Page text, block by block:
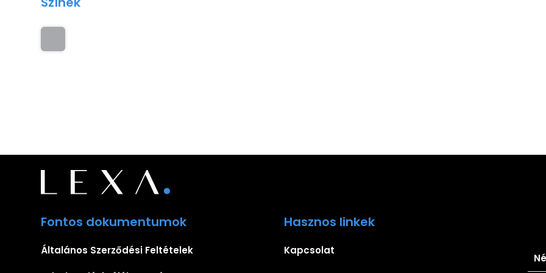
Fontos dokumentumok
Általános Szerződési Feltételek
Hasznos linkek
Kapcsolat